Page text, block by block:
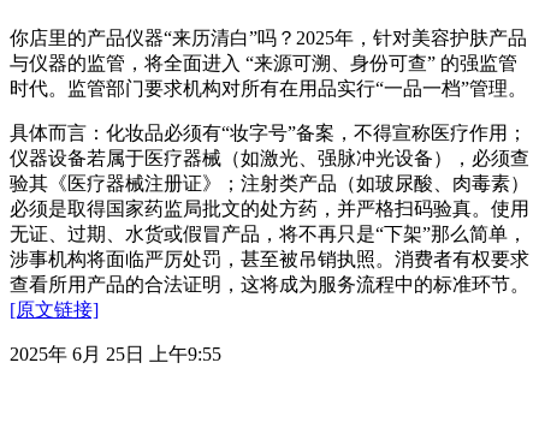
你店里的产品仪器“来历清白”吗？2025年，针对美容护肤产品
与仪器的监管，将全面进入 “来源可溯、身份可查” 的强监管
时代。监管部门要求机构对所有在用品实行“一品一档”管理。
具体而言：化妆品必须有“妆字号”备案，不得宣称医疗作用；
仪器设备若属于医疗器械（如激光、强脉冲光设备），必须查
验其《医疗器械注册证》；注射类产品（如玻尿酸、肉毒素）
必须是取得国家药监局批文的处方药，并严格扫码验真。使用
无证、过期、水货或假冒产品，将不再只是“下架”那么简单，
涉事机构将面临严厉处罚，甚至被吊销执照。消费者有权要求
查看所用产品的合法证明，这将成为服务流程中的标准环节。
[原文链接]
2025年 6月 25日 上午9:55